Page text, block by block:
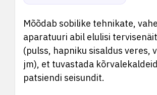
Mõõdab sobilike tehnikate,
aparatuuri abil elulisi
(pulss, hapniku sisaldus veres,
jm), et tuvastada
patsiendi seisundit.